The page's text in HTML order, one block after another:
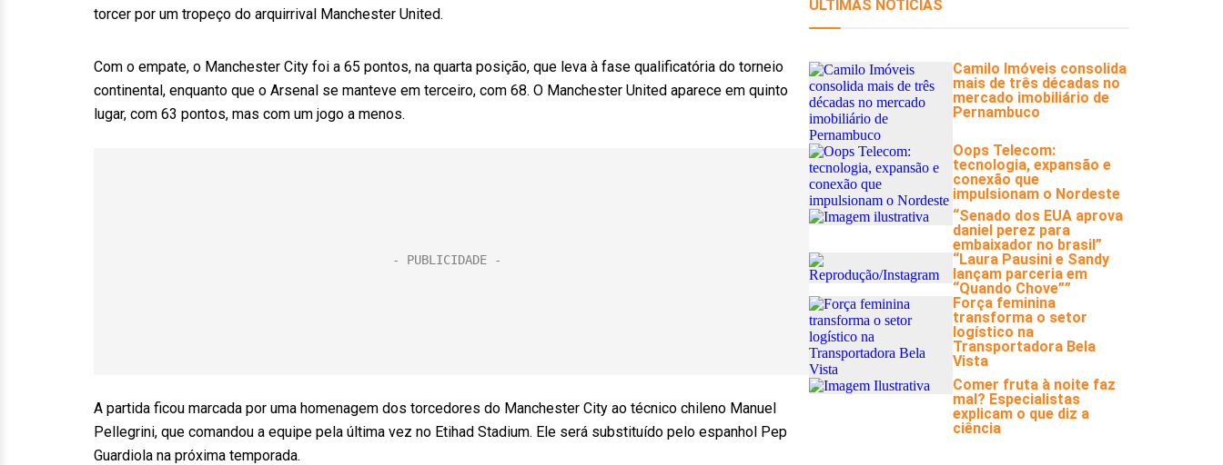
torcer por um tropeço do arquirrival Manchester United.
Com o empate, o Manchester City foi a 65 pontos, na quarta posição, que leva à fase qualificatória do torneio
continental, enquanto que o Arsenal se manteve em terceiro, com 68. O Manchester United aparece em quinto
lugar, com 63 pontos, mas com um jogo a menos.
A partida ficou marcada por uma homenagem dos torcedores do Manchester City ao técnico chileno Manuel
Pellegrini, que comandou a equipe pela última vez no Etihad Stadium. Ele será substituído pelo espanhol Pep
Guardiola na próxima temporada.